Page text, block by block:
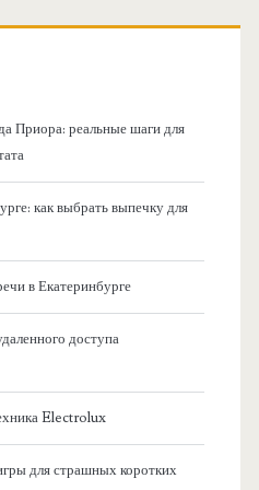
Приора: реальные шаги для
как выбрать выпечку для
в Екатеринбурге
доступа
Electrolux
для страшных коротких